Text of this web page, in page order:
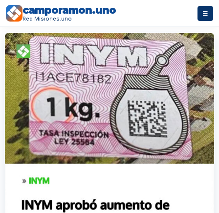
camporamon.uno
Red Misiones.uno
☰